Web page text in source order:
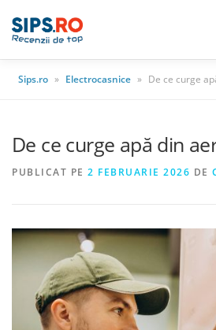
CASA &
ELECTRONICE
Sips.ro » Electrocasnice » De ce curge
De ce curge apă din
PUBLICAT PE 2 FEBRUARIE 2026 DE